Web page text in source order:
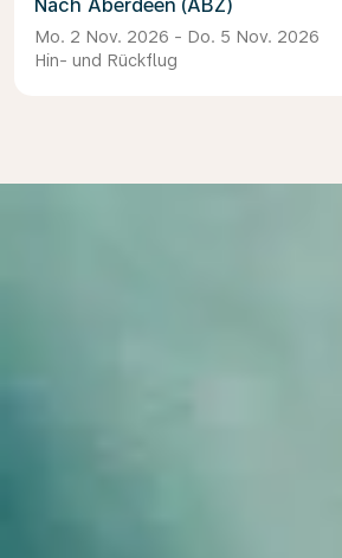
Aberdeen (ABZ)
Mo. 2 Nov. 2026 - Do. 5 Nov. 2026
Hin- und Rückflug